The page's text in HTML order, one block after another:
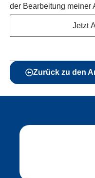
der Bearbeitung meiner
Jetzt
Zurück zu den